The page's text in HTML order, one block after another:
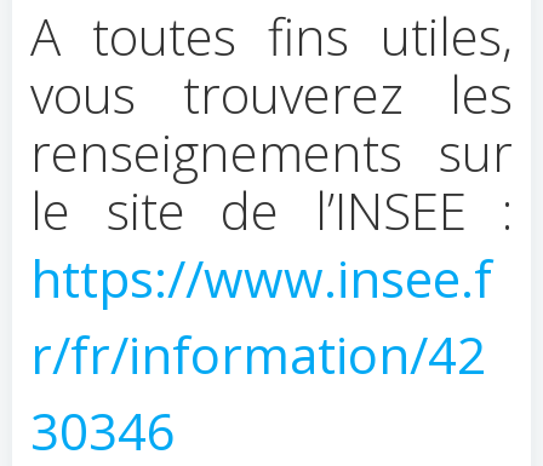
A toutes fins utiles,
vous trouverez les
renseignements sur
le site de l’INSEE :
https://www.insee.f
r/fr/information/42
30346